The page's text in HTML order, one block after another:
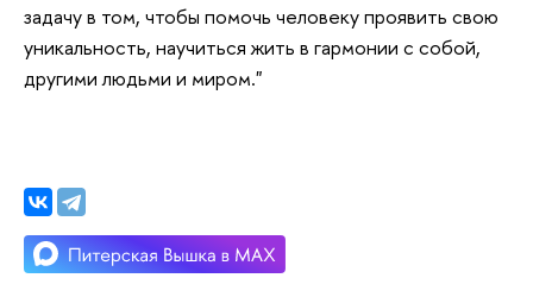
задачу в том, чтобы помочь человеку проявить свою
уникальность, научиться жить в гармонии с собой,
другими людьми и миром."